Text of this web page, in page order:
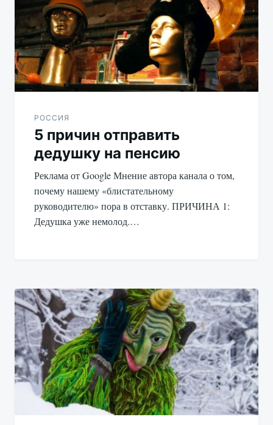
записям
РОССИЯ
5 причин отправить
дедушку на пенсию
Реклама от Google Мнение автора канала о том,
почему нашему «блистательному
руководителю» пора в отставку. ПРИЧИНА 1:
Дедушка уже немолод.…